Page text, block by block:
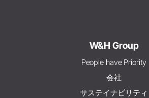
W&H Group
People have Priority
会社
サステイナビリティ